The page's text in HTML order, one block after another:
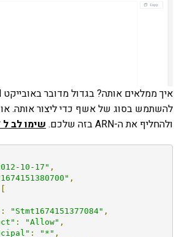
להשתמש בסוג של אשף כדי ליצור אותה.
ולהחליף את ה-ARN בזה שלכם.
שימו לב
10-17" ,
,
: "Stmt1674151377084" ,
: "Allow" ,
: "*" ,